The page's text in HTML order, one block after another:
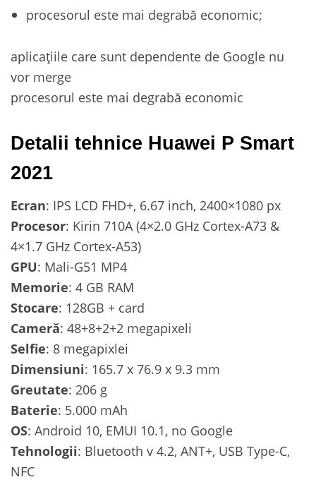
procesorul este mai degrabă economic;
aplicațiile care sunt dependente de Google nu
vor merge
procesorul este mai degrabă economic
Detalii tehnice Huawei P Smart
2021
Ecran: IPS LCD FHD+, 6.67 inch, 2400×1080 px
Procesor: Kirin 710A (4×2.0 GHz Cortex-A73 &
4×1.7 GHz Cortex-A53)
GPU: Mali-G51 MP4
Memorie: 4 GB RAM
Stocare: 128GB + card
Cameră: 48+8+2+2 megapixeli
Selfie: 8 megapixlei
Dimensiuni: 165.7 x 76.9 x 9.3 mm
Greutate: 206 g
Baterie: 5.000 mAh
OS: Android 10, EMUI 10.1, no Google
Tehnologii: Bluetooth v 4.2, ANT+, USB Type-C,
NFC